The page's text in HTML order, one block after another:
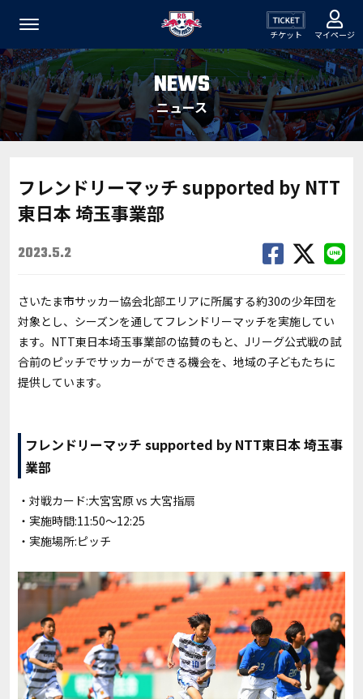
チケット マイページ
NEWS
ニュース
フレンドリーマッチ supported by NTT
東日本 埼玉事業部
2023.5.2
さいたま市サッカー協会北部エリアに所属する約30の少年団を
対象とし、シーズンを通してフレンドリーマッチを実施してい
ます。NTT東日本埼玉事業部の協賛のもと、Jリーグ公式戦の試
合前のピッチでサッカーができる機会を、地域の子どもたちに
提供しています。
フレンドリーマッチ supported by NTT東日本 埼玉事
業部
・対戦カード:大宮宮原vs 大宮指扇
・実施時間:11:50〜12:25
・実施場所:ピッチ